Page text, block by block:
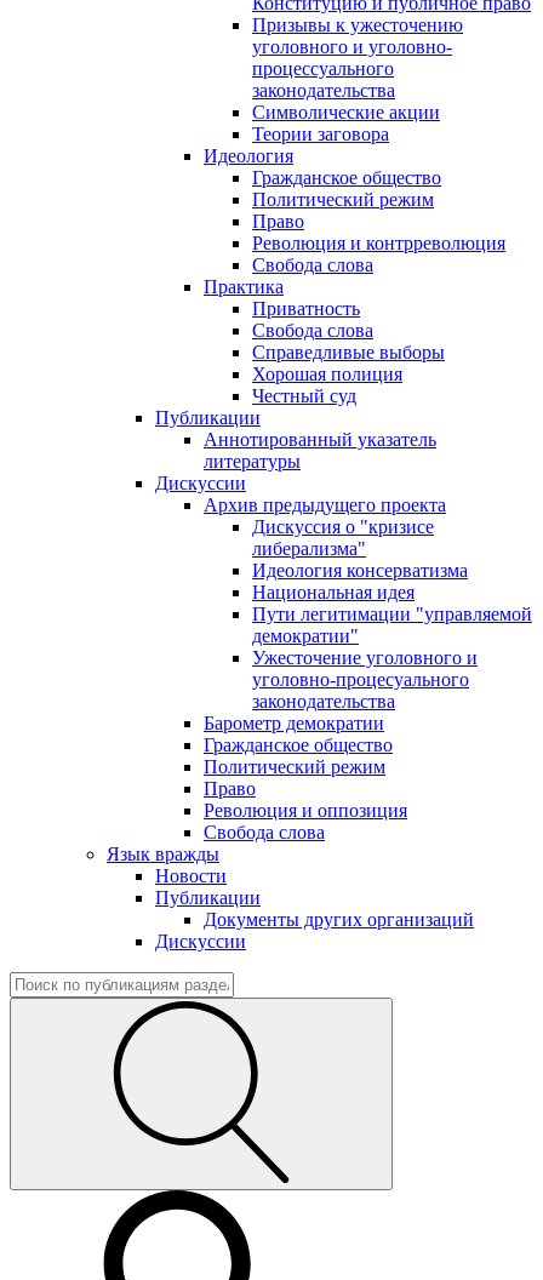
Призывы к ужесточению
уголовного и уголовно-
процессуального
законодательства
Символические акции
Теории заговора
Идеология
Гражданское общество
Политический режим
Право
Революция и контрреволюция
Свобода слова
Практика
Приватность
Свобода слова
Справедливые выборы
Хорошая полиция
Честный суд
Публикации
Аннотированный указатель
литературы
Дискуссии
Архив предыдущего проекта
Дискуссия о "кризисе
либерализма"
Идеология консерватизма
Национальная идея
Пути легитимации "управляемой
демократии"
Ужесточение уголовного и
уголовно-процесуального
законодательства
Барометр демократии
Гражданское общество
Политический режим
Право
Революция и оппозиция
Свобода слова
Язык вражды
Новости
Публикации
Документы других организаций
Дискуссии